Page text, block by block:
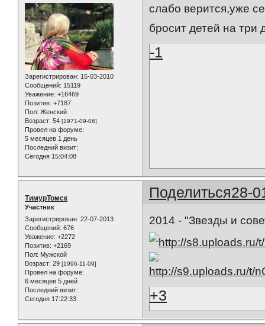
Зарегистрирован: 15-03-2010
Сообщений: 15119
Уважение: +16469
Позитив: +7187
Пол: Женский
Возраст: 54 [1971-09-06]
Провел на форуме:
5 месяцев 1 день
Последний визит:
Сегодня 15:04:08
слабо верится,уже
бросит детей на три
-1
Поделиться28-
ТимурТомск
Участник
Зарегистрирован: 22-07-2013
Сообщений: 676
Уважение: +2272
Позитив: +2169
Пол: Мужской
Возраст: 29 [1996-11-09]
Провел на форуме:
6 месяцев 5 дней
Последний визит:
Сегодня 17:22:33
2014 - "Звезды и
+3